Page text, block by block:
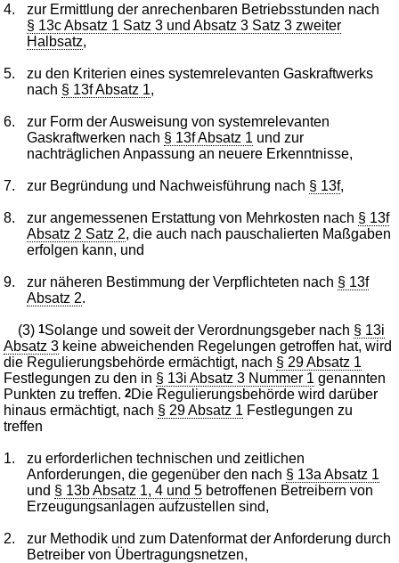
4.
zur Ermittlung der anrechenbaren Betriebsstunden nach
§ 13c Absatz 1 Satz 3 und Absatz 3 Satz 3 zweiter
Halbsatz,
5.
zu den Kriterien eines systemrelevanten Gaskraftwerks
nach § 13f Absatz 1,
6.
zur Form der Ausweisung von systemrelevanten
Gaskraftwerken nach § 13f Absatz 1 und zur
nachträglichen Anpassung an neuere Erkenntnisse,
7. zur Begründung und Nachweisführung nach § 13f,
8. zur angemessenen Erstattung von Mehrkosten nach § 13f
Absatz 2 Satz 2, die auch nach pauschalierten Maßgaben
erfolgen kann, und
9. zur näheren Bestimmung der Verpflichteten nach § 13f
Absatz 2.
(3)1Solange und soweit der Verordnungsgeber nach § 13i
Absatz 3 keine abweichenden Regelungen getroffen hat, wird
die Regulierungsbehörde ermächtigt, nach § 29 Absatz 1
Festlegungen zu den in § 13i Absatz 3 Nummer 1 genannten
Punkten zu treffen.2Die Regulierungsbehörde wird darüber
hinaus ermächtigt, nach § 29 Absatz 1 Festlegungen zu
treffen
1.
zu erforderlichen technischen und zeitlichen
Anforderungen, die gegenüber den nach § 13a Absatz 1
und § 13b Absatz 1, 4 und 5 betroffenen Betreibern von
Erzeugungsanlagen aufzustellen sind,
2.
zur Methodik und zum Datenformat der Anforderung durch
Betreiber von Übertragungsnetzen,